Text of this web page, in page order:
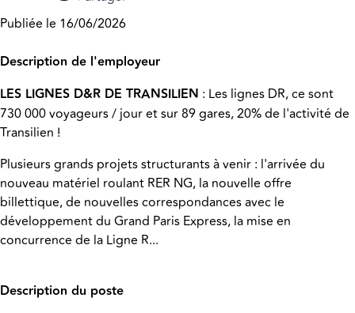
Publiée le 16/06/2026
Description de l'employeur
LES LIGNES D&R DE TRANSILIEN : Les lignes DR, ce sont
730 000 voyageurs / jour et sur 89 gares, 20% de l'activité de
Transilien !
Plusieurs grands projets structurants à venir : l'arrivée du
nouveau matériel roulant RER NG, la nouvelle offre
billettique, de nouvelles correspondances avec le
développement du Grand Paris Express, la mise en
concurrence de la Ligne R...
Description du poste